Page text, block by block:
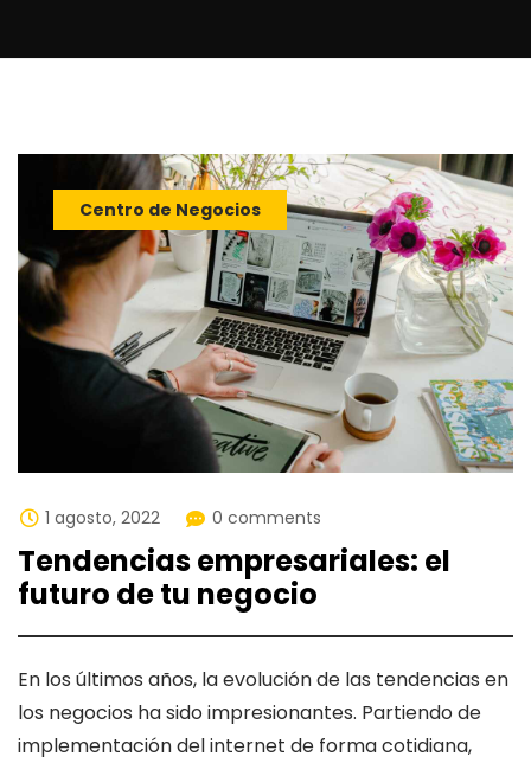
Centro de Negocios
1 agosto, 2022 0 comments
Tendencias empresariales: el
futuro de tu negocio
En los últimos años, la evolución de las tendencias en
los negocios ha sido impresionantes. Partiendo de
implementación del internet de forma cotidiana,